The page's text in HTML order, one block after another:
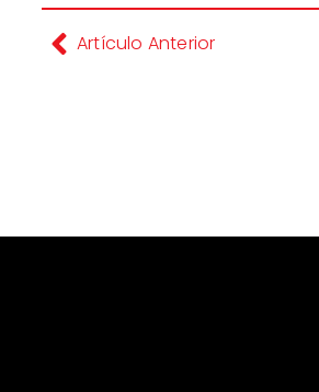
Artículo Anterior